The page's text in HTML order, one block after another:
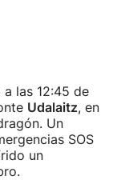
las 12:45 de
Udalaitz, en
Un
SOS
un